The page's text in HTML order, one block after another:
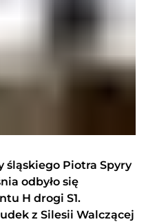
Piotra Spyry
odbyło się
H drogi S1.
z Silesii Walczącej